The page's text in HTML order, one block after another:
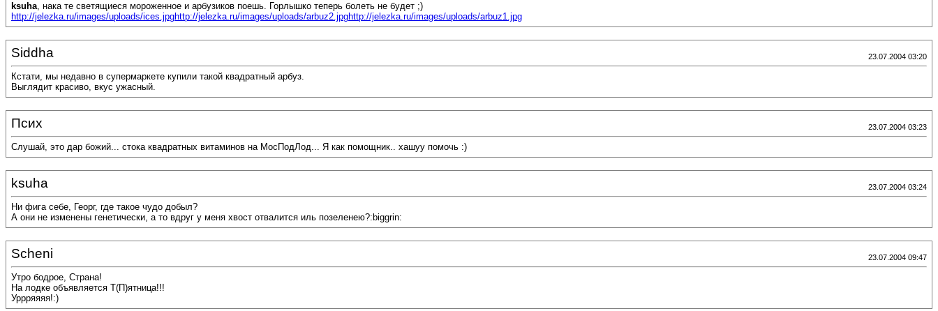
ksuha, нака те светящиеся мороженное и арбузиков поешь. Горлышко теперь болеть не будет ;)
http://jelezka.ru/images/uploads/ices.jpghttp://jelezka.ru/images/uploads/arbuz2.jpghttp://jelezka.ru/images/uploads/arbuz1.jpg
Siddha 23.07.2004 03:20
Кстати, мы недавно в супермаркете купили такой квадратный арбуз.
Выглядит красиво, вкус ужасный.
Псих 23.07.2004 03:23
Слушай, это дар божий... стока квадратных витаминов на МосПодЛод... Я как помощник.. хашуу помочь :)
ksuha 23.07.2004 03:24
Ни фига себе, Георг, где такое чудо добыл?
А они не изменены генетически, а то вдруг у меня хвост отвалится иль позеленею?:biggrin:
Scheni 23.07.2004 09:47
Утро бодрое, Страна!
На лодке объявляется Т(П)ятница!!!
Уррряяяя!:)